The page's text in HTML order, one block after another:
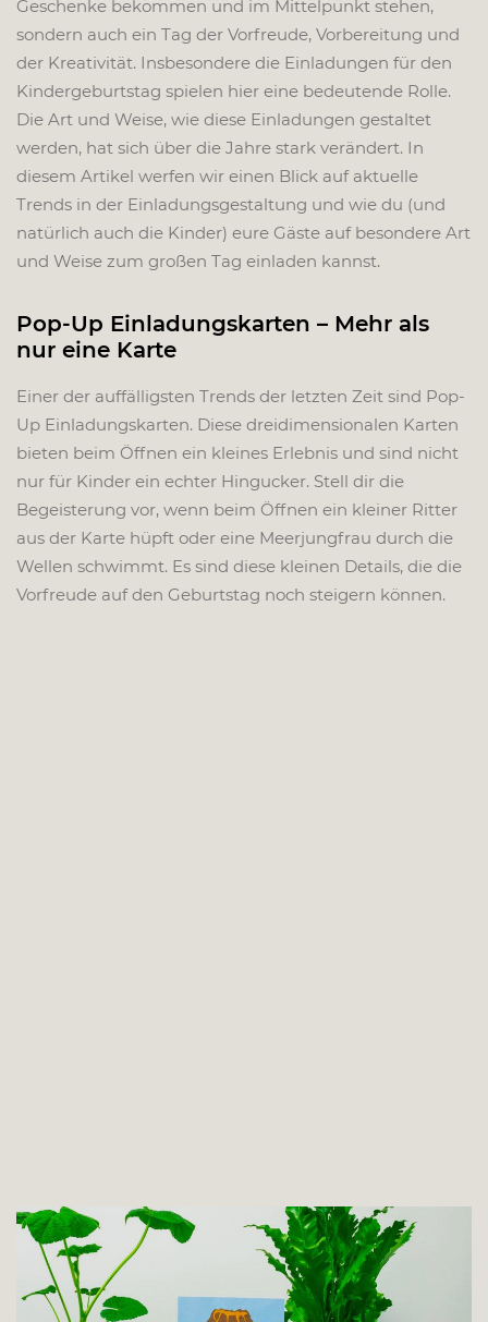
Geschenke bekommen und im Mittelpunkt stehen,
sondern auch ein Tag der Vorfreude, Vorbereitung und
der Kreativität. Insbesondere die Einladungen für den
Kindergeburtstag spielen hier eine bedeutende Rolle.
Die Art und Weise, wie diese Einladungen gestaltet
werden, hat sich über die Jahre stark verändert. In
diesem Artikel werfen wir einen Blick auf aktuelle
Trends in der Einladungsgestaltung und wie du (und
natürlich auch die Kinder) eure Gäste auf besondere Art
und Weise zum großen Tag einladen kannst.
Pop-Up Einladungskarten – Mehr als
nur eine Karte
Einer der auffälligsten Trends der letzten Zeit sind Pop-
Up Einladungskarten. Diese dreidimensionalen Karten
bieten beim Öffnen ein kleines Erlebnis und sind nicht
nur für Kinder ein echter Hingucker. Stell dir die
Begeisterung vor, wenn beim Öffnen ein kleiner Ritter
aus der Karte hüpft oder eine Meerjungfrau durch die
Wellen schwimmt. Es sind diese kleinen Details, die die
Vorfreude auf den Geburtstag noch steigern können.